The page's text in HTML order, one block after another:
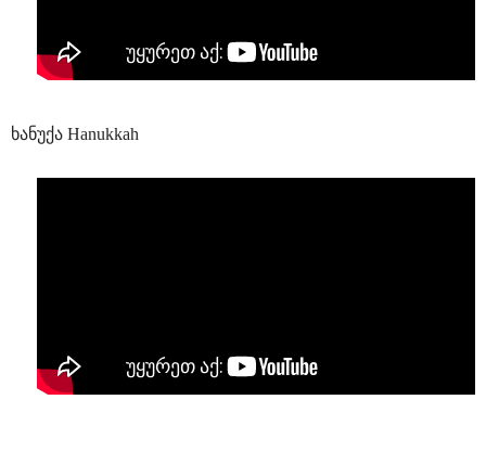
ხანუქა Hanukkah